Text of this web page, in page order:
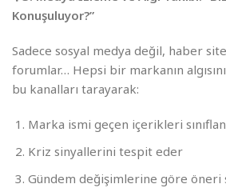
Konuşuluyor?”
Sadece sosyal medya değil, haber
forumlar… Hepsi bir markanın
bu kanalları tarayarak:
Marka ismi geçen içerikleri
Kriz sinyallerini tespit eder
Gündem değişimlerine göre öneri